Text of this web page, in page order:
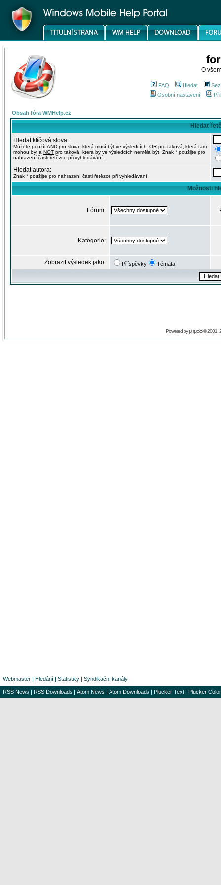
O
FAQ Hledat
Osobní nastavení
Obsah fóra WMHelp.cz
Hledat
Hledat klíčová slova:
Můžete použítAND pro slova, která musí být ve výsledcích, OR pro taková, která tam
mohou být a NOT pro taková, která by ve výsledcích neměla být. Znak * použijte pro
nahrazení části řetězce při vyhledávání.
Hledat autora:
Znak * použijte pro nahrazení části řetězce při vyhledávání
Možnosti
Fórum:
Kategorie:
Zobrazit výsledek jako: Příspěvky Témata
Powered byphpBB© 2001,
Webmaster | Hledání | Statistiky | Syndikační kanály
RSS News | RSS Downloads | Atom News | Atom Downloads | Plucker Text | Plucker Color